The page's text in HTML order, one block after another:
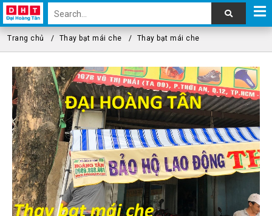
Trang chủ Thay bạt mái che Thay bạt mái che